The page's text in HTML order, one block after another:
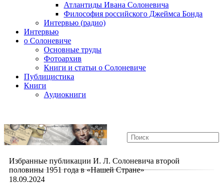
Атлантиды Ивана Солоневича
Философия российского Джеймса Бонда
Интервью (радио)
Интервью
о Солоневиче
Основные труды
Фотоархив
Книги и статьи о Солоневиче
Публицистика
Книги
Аудиокниги
Избранные публикации И. Л. Солоневича второй
половины 1951 года в «Нашей Стране»
18.09.2024